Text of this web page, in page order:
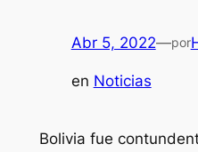
Abr 5, 2022—por
en Noticias
Bolivia fue